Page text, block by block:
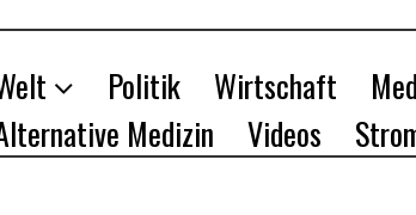
Politik Wirtschaft
Medizin
Videos